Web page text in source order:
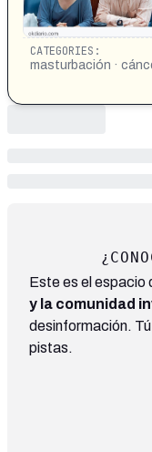
CATEGORIES:
masturbación ·
Este es el espacio
y la comunidad
desinformación.
pistas.